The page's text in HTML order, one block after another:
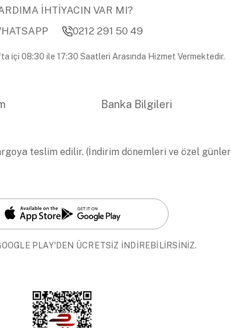
İHTİYACIN VAR MI?
0212 291 50 49
içi 08:30 ile 17:30 Saatleri Arasında Hizmet Vermektedir.
Banka Bilgileri
teslim edilir. (İndirim dönemleri ve özel
PLAY'DEN ÜCRETSİZ İNDİREBİLİRSİNİZ.